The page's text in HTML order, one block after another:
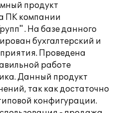
продукт
ПК компании
. На базе данного
бухгалтерский и
Проведена
работе
Данный продукт
так как достаточно
конфигурации.